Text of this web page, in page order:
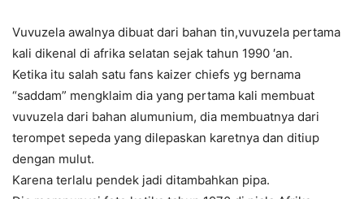
Vuvuzela awalnya dibuat dari bahan tin,vuvuzela pertama
kali dikenal di afrika selatan sejak tahun 1990 ′an.
Ketika itu salah satu fans kaizer chiefs yg bernama
“saddam” mengklaim dia yang pertama kali membuat
vuvuzela dari bahan alumunium, dia membuatnya dari
terompet sepeda yang dilepaskan karetnya dan ditiup
dengan mulut.
Karena terlalu pendek jadi ditambahkan pipa.